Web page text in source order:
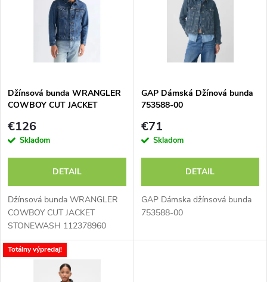
e
p
r
o
d
u
s
p
r
d
u
k
Džínsová bunda WRANGLER
COWBOY CUT JACKET
€126
Skladom
DETAIL
Džínsová bunda WRANGLER
COWBOY CUT JACKET
STONEWASH 112378960
GAP Dámská Džínová bunda
753588-00
€71
Skladom
DETAIL
GAP Dámska džínsová bunda
753588-00
Totálny výpredaj!